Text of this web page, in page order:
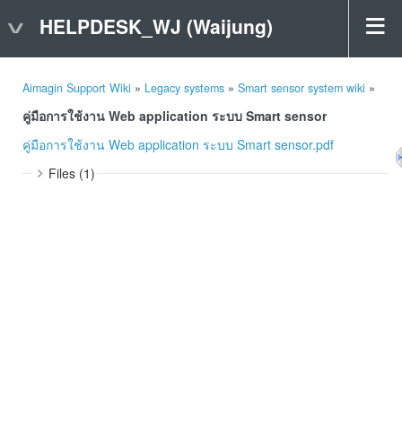
HELPDESK_WJ (Waijung)
Aimagin Support Wiki » Legacy systems » Smart sensor system wiki »
คู่มือการใช้งาน Web application ระบบ Smart sensor
คู่มือการใช้งาน Web application ระบบ Smart sensor.pdf
Files (1)